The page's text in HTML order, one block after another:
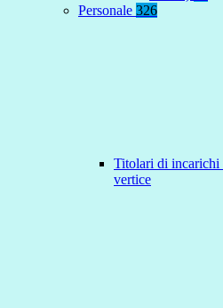
Personale 326
Titolari di
vertice